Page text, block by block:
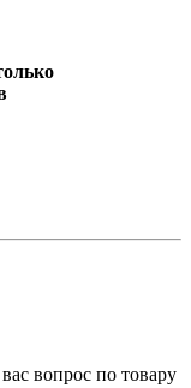
вопрос по товару